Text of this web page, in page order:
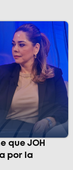
que JOH
por la